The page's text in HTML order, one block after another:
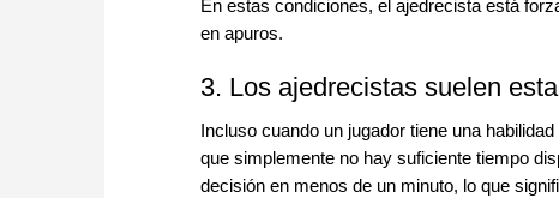
En estas condiciones, el ajedrecista está
en apuros.
3. Los ajedrecistas suelen
Incluso cuando un jugador tiene una
que simplemente no hay suficiente tiempo
decisión en menos de un minuto, lo que